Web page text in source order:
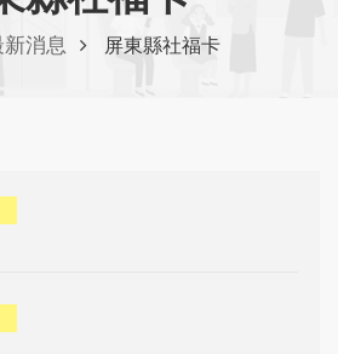
消息 屏東縣社福卡